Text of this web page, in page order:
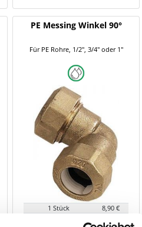
PE Messing Winkel 90°
Für PE Rohre, 1/2", 3/4" oder 1"
1 Stück
8,90 €